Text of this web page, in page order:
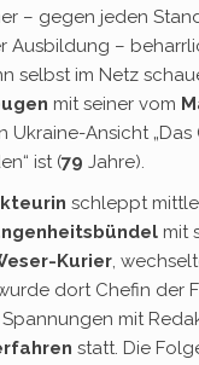
– gegen jeden
Ausbildung –
selbst im Netz
mit seiner vom
Ukraine-Ansicht „Das
ist (79 Jahre).
schleppt
mit
Kurier,
dort Chefin der
mit
statt. Die